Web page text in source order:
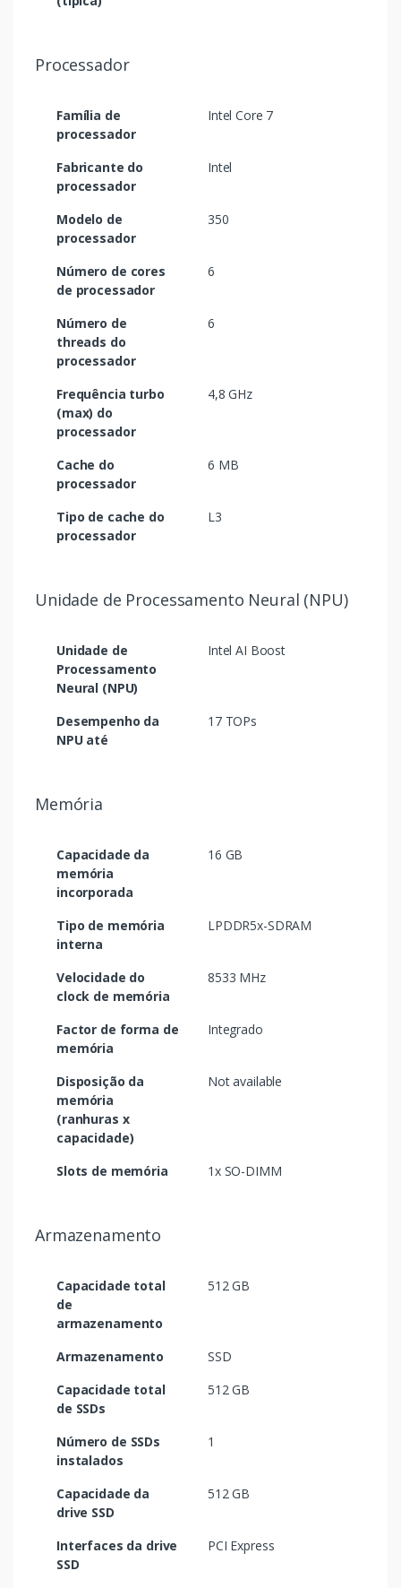
Processador
Família de
processador
Intel Core 7
Fabricante do
processador
Intel
Modelo de
processador
350
Número de cores
de processador
6
Número de
threads do
processador
6
Frequência turbo
(max) do
processador
4,8 GHz
Cache do
processador
6 MB
Tipo de cache do
processador
L3
Unidade de Processamento Neural (NPU)
Unidade de
Processamento
Neural (NPU)
Intel AI Boost
Desempenho da
NPU até
17 TOPs
Memória
Capacidade da
memória
incorporada
16 GB
Tipo de memória
interna
LPDDR5x-SDRAM
Velocidade do
clock de memória
8533 MHz
Factor de forma de
memória
Integrado
Disposição da
memória
(ranhuras x
capacidade)
Not available
Slots de memória 1x SO-DIMM
Armazenamento
Capacidade total
de
armazenamento
512 GB
Armazenamento
SSD
Capacidade total
de SSDs
512 GB
Número de SSDs
instalados
1
Capacidade da
drive SSD
512 GB
Interfaces da drive
SSD
PCI Express